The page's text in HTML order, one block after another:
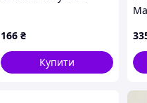
166 ₴
Купити
6-